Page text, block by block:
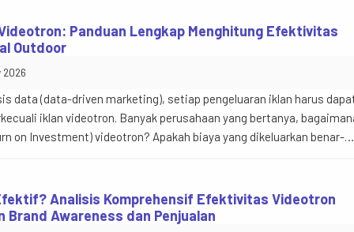
bisnis bertanya, “Lebih baik mengalokasikan anggaran ke […]
Panduan Lengkap Menghitung Efektivitas
Outdoor
2026
data (data-driven marketing), setiap pengeluaran iklan harus
iklan videotron. Banyak perusahaan yang bertanya,
on Investment) videotron? Apakah biaya yang dikeluarkan benar-
videotron tidak hanya diukur dari transaksi penjualan secara […]
Analisis Komprehensif Efektivitas Videotron
Brand Awareness dan Penjualan